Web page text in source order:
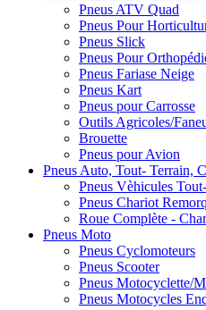
Pneus ATV Quad
Pneus Pour
Pneus Slick
Pneus Pour
Pneus Fariase Neige
Pneus Kart
Pneus pour Carrosse
Outils Agricoles/
Brouette
Pneus pour Avion
Pneus Auto, Tout- Terrain,
Pneus Vèhicules
Pneus Chariot
Roue Complète -
Pneus Moto
Pneus Cyclomoteurs
Pneus Scooter
Pneus Motocyclette/
Pneus Motocycles